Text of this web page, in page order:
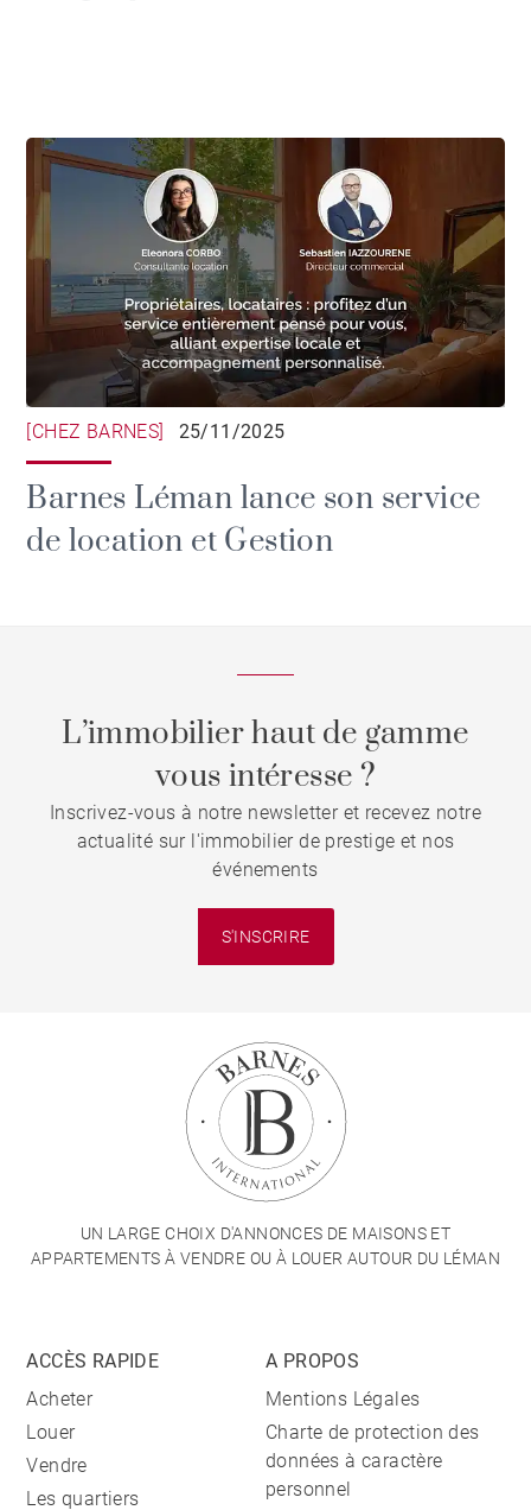
[CHEZ BARNES] 25/11/2025
Barnes Léman lance son service
de location et Gestion
L’immobilier haut de gamme
vous intéresse ?
Inscrivez-vous à notre newsletter et recevez notre
actualité sur l'immobilier de prestige et nos
événements
S'INSCRIRE
UN LARGE CHOIX D'ANNONCES DE MAISONS ET
APPARTEMENTS À VENDRE OU À LOUER AUTOUR DU LÉMAN
ACCÈS RAPIDE
Acheter
Louer
Vendre
Les quartiers
A PROPOS
Mentions Légales
Charte de protection des
données à caractère
personnel